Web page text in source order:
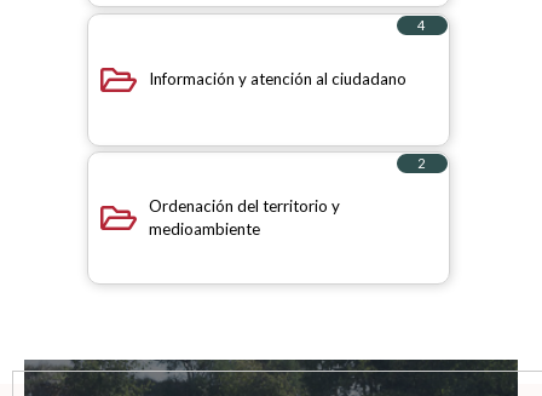
4
Información y atención al ciudadano
2
Ordenación del territorio y
medioambiente